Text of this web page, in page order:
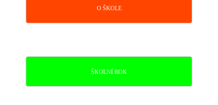
O ŠKOLE
ŠKOLNÍ ROK